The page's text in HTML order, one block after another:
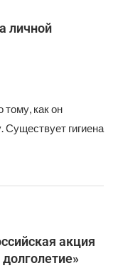
личной
как он
Существует гигиена
акция